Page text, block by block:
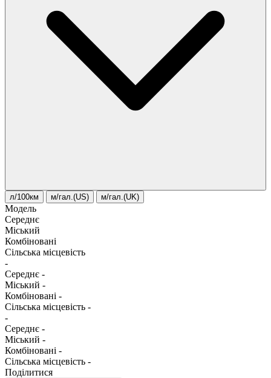
л/100км м/гал.(US) м/гал.(UK)
Модель
Середнє
Міський
Комбіновані
Сільська місцевість
-
Середнє -
Міський -
Комбіновані -
Сільська місцевість -
-
Середнє -
Міський -
Комбіновані -
Сільська місцевість -
Поділитися